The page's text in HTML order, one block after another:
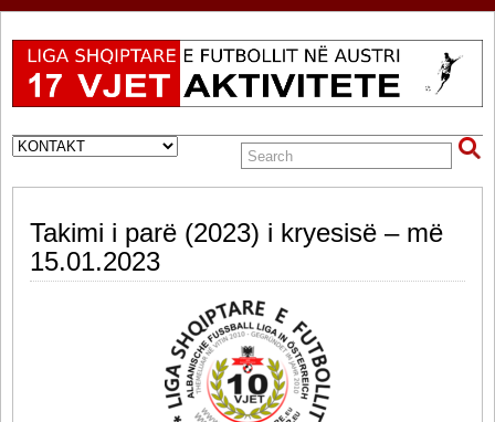
Takimi i parë (2023) i kryesisë – më
15.01.2023